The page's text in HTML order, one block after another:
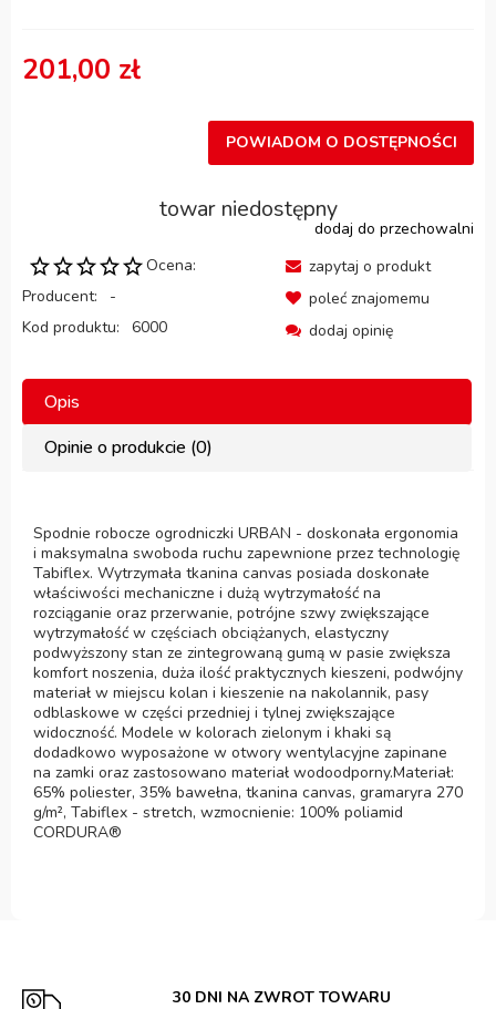
201,00 zł
POWIADOM O DOSTĘPNOŚCI
towar niedostępny
dodaj do przechowalni
Ocena:
Producent:
-
Kod produktu:
6000
zapytaj o produkt
poleć znajomemu
dodaj opinię
Opis
Opinie o produkcie (0)
Spodnie robocze ogrodniczki URBAN - doskonała ergonomia
i maksymalna swoboda ruchu zapewnione przez technologię
Tabiflex. Wytrzymała tkanina canvas posiada doskonałe
właściwości mechaniczne i dużą wytrzymałość na
rozciąganie oraz przerwanie, potrójne szwy zwiększające
wytrzymałość w częściach obciążanych, elastyczny
podwyższony stan ze zintegrowaną gumą w pasie zwiększa
komfort noszenia, duża ilość praktycznych kieszeni, podwójny
materiał w miejscu kolan i kieszenie na nakolannik, pasy
odblaskowe w części przedniej i tylnej zwiększające
widoczność. Modele w kolorach zielonym i khaki są
dodadkowo wyposażone w otwory wentylacyjne zapinane
na zamki oraz zastosowano materiał wodoodporny.Materiał:
65% poliester, 35% bawełna, tkanina canvas, gramaryra 270
g/m², Tabiflex - stretch, wzmocnienie: 100% poliamid
CORDURA®
30 DNI NA ZWROT TOWARU